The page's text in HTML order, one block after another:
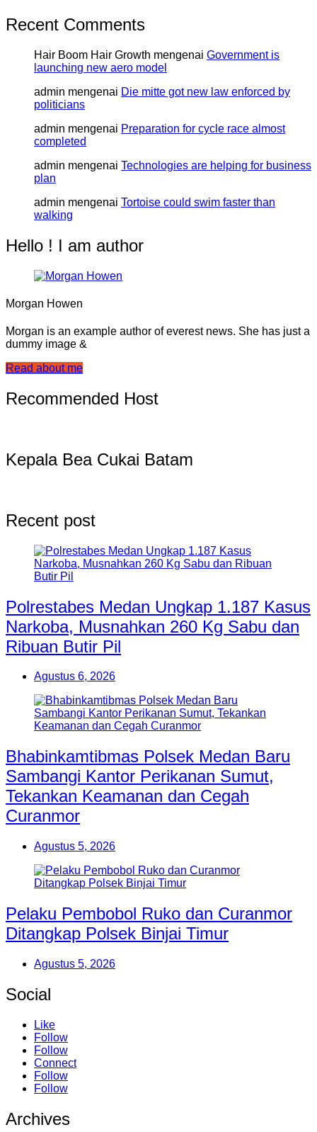
Recent Comments
Hair Boom Hair Growth mengenai Government is
launching new aero model
admin mengenai Die mitte got new law enforced by
politicians
admin mengenai Preparation for cycle race almost
completed
admin mengenai Technologies are helping for business
plan
admin mengenai Tortoise could swim faster than
walking
Hello ! I am author
Morgan Howen
Morgan is an example author of everest news. She has just a
dummy image &
Read about me
Recommended Host
Kepala Bea Cukai Batam
Recent post
Polrestabes Medan Ungkap 1.187 Kasus
Narkoba, Musnahkan 260 Kg Sabu dan
Ribuan Butir Pil
Agustus 6, 2026
Bhabinkamtibmas Polsek Medan Baru
Sambangi Kantor Perikanan Sumut,
Tekankan Keamanan dan Cegah
Curanmor
Agustus 5, 2026
Pelaku Pembobol Ruko dan Curanmor
Ditangkap Polsek Binjai Timur
Agustus 5, 2026
Social
Like
Follow
Follow
Connect
Follow
Follow
Archives